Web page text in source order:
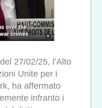
27/02/25, l’Alto
Unite per i
ha affermato
infranto i